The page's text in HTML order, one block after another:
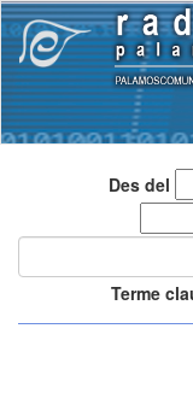
Des del
Terme